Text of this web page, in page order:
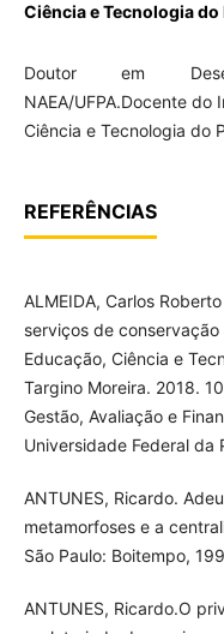
Ciência e Tecnologia do
Doutor em
NAEA/UFPA.Docente do
Ciência e Tecnologia do
REFERÊNCIAS
ALMEIDA, Carlos
serviços de
Educação, Ciência e
Targino Moreira. 2018.
Gestão, Avaliação e
Universidade Federal da
ANTUNES, Ricardo.
metamorfoses e a
São Paulo: Boitempo,
ANTUNES, Ricardo.O